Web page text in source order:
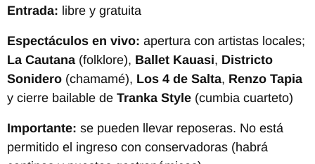
Entrada: libre y gratuita
Espectáculos en vivo: apertura con artistas locales;
La Cautana (folklore), Ballet Kauasi, Districto
Sonidero (chamamé), Los 4 de Salta, Renzo Tapia
y cierre bailable de Tranka Style (cumbia cuarteto)
Importante: se pueden llevar reposeras. No está
permitido el ingreso con conservadoras (habrá